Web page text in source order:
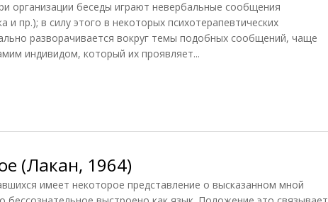
организации беседы играют невербальные сообщения
и пр.); в силу этого в некоторых психотерапевтических
разворачивается вокруг темы подобных сообщений, чаще
индивидом, который их проявляет...
(Лакан, 1964)
имеет некоторое представление о высказанном мной